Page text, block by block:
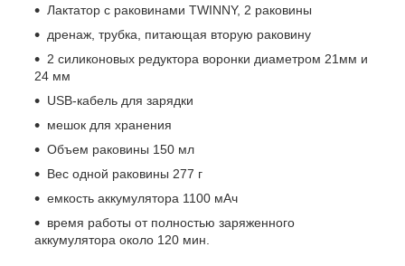
Лактатор с раковинами TWINNY, 2 раковины
дренаж, трубка, питающая вторую раковину
2 силиконовых редуктора воронки диаметром 21мм и
24 мм
USB-кабель для зарядки
мешок для хранения
Объем раковины 150 мл
Вес одной раковины 277 г
емкость аккумулятора 1100 мАч
время работы от полностью заряженного
аккумулятора около 120 мин.